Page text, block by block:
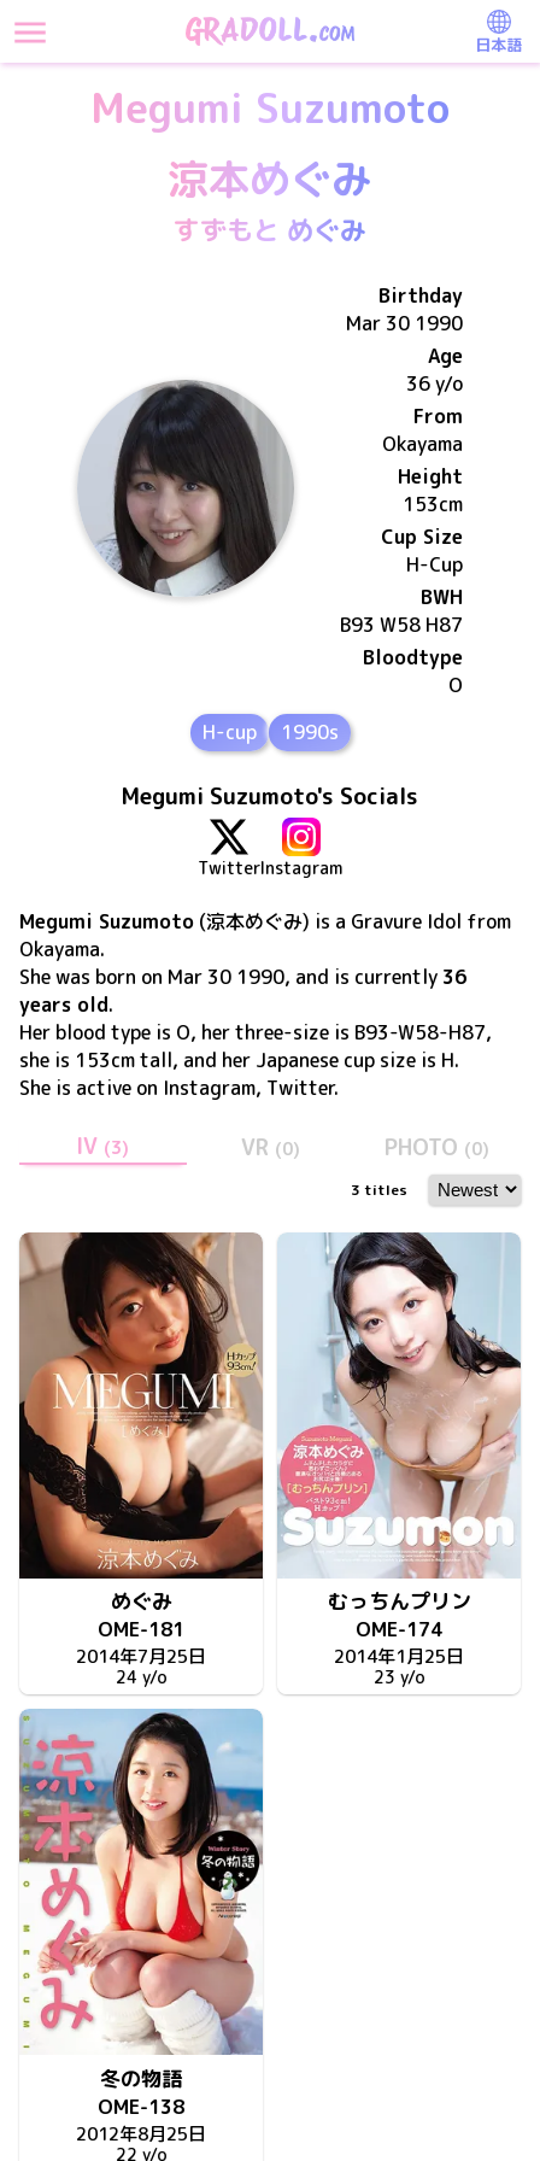
日本語
Megumi Suzumoto
涼本めぐみ
すずもと めぐみ
Birthday
Mar 30 1990
Age
36 y/o
From
Okayama
Height
153cm
Cup Size
H-Cup
BWH
B93 W58 H87
Bloodtype
O
H-cup
1990s
Megumi Suzumoto's Socials
TwitterInstagram
Megumi Suzumoto (涼本めぐみ) is a Gravure Idol from
Okayama.
She was born on Mar 30 1990, and is currently 36
years old.
Her blood type is O, her three-size is B93-W58-H87,
she is 153cm tall, and her Japanese cup size is H.
She is active on Instagram, Twitter.
IV (3) VR (0) PHOTO (0)
3 titles
めぐみ
OME-181
2014年7月25日
24 y/o
むっちんプリン
OME-174
2014年1月25日
23 y/o
冬の物語
OME-138
2012年8月25日
22 y/o